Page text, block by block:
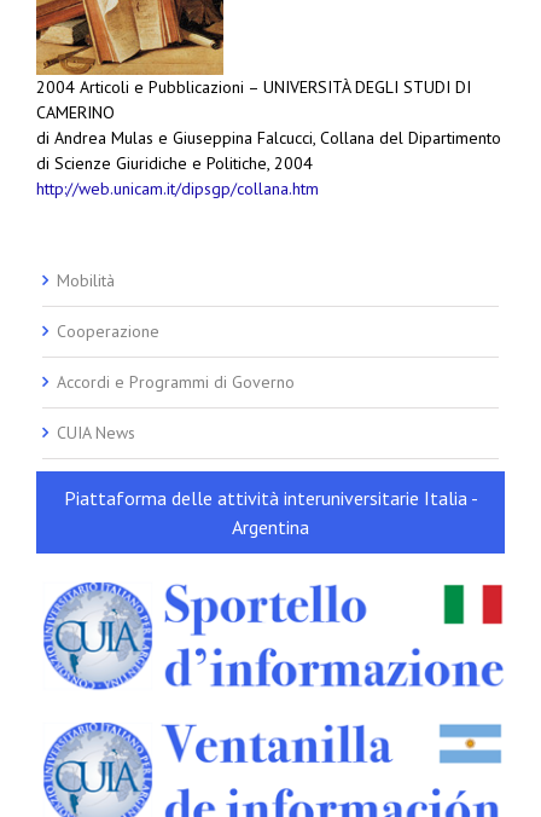
2004 Articoli e Pubblicazioni – UNIVERSITÀ DEGLI STUDI DI
CAMERINO
di Andrea Mulas e Giuseppina Falcucci, Collana del Dipartimento
di Scienze Giuridiche e Politiche, 2004
http://web.unicam.it/dipsgp/collana.htm
Mobilità
Cooperazione
Accordi e Programmi di Governo
CUIA News
Piattaforma delle attività interuniversitarie Italia -
Argentina